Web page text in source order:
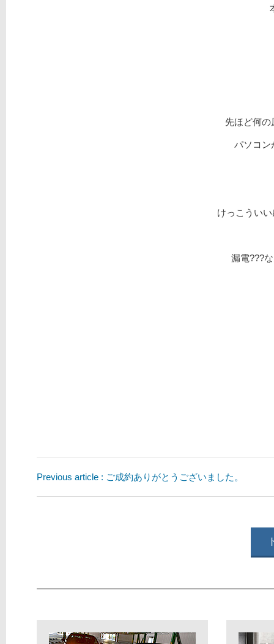
先ほど何の
パソコン
けっこうい
漏電???
Previous article : ご成約ありがとうございました。